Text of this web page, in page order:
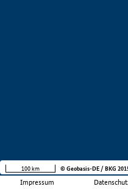
Impressum
100 km © Geobasis-DE / BKG